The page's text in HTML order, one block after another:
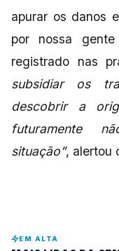
apurar os danos
por nossa
registrado nas
subsidiar os
descobrir a
futuramente
situação”, alertou
EM ALTA